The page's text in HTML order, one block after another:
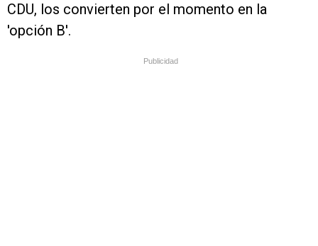
CDU, los convierten por el momento en la
'opción B'.
Publicidad